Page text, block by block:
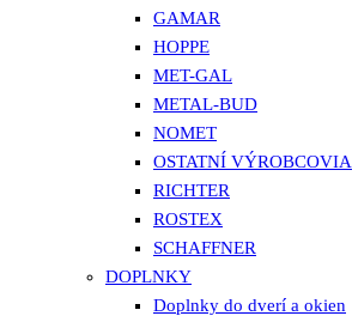
GAMAR
HOPPE
MET-GAL
METAL-BUD
NOMET
OSTATNÍ VÝROBCOVIA
RICHTER
ROSTEX
SCHAFFNER
DOPLNKY
Doplnky do dverí a okien